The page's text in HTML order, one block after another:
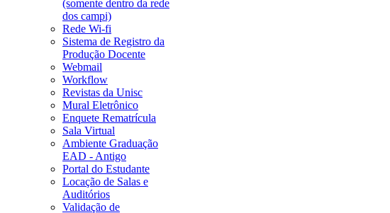
(somente dentro da rede
dos campi)
Rede Wi-fi
Sistema de Registro da
Produção Docente
Webmail
Workflow
Revistas da Unisc
Mural Eletrônico
Enquete Rematrícula
Sala Virtual
Ambiente Graduação
EAD - Antigo
Portal do Estudante
Locação de Salas e
Auditórios
Validação de